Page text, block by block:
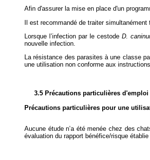
Afin d'assurer la mise en place d'un
Il est recommandé de traiter
Lorsque l’infection par le cestode D.
nouvelle infection.
La résistance des parasites à une classe
une utilisation non conforme aux
3.5 Précautions particulières d'emploi
Précautions particulières pour une
Aucune étude n’a été menée chez des
évaluation du rapport bénéfice/risque